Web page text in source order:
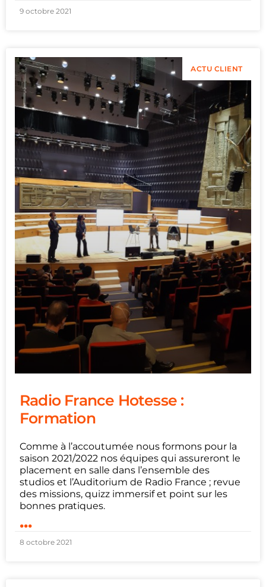
9 octobre 2021
ACTU CLIENT
Radio France Hotesse :
Formation
Comme à l’accoutumée nous formons pour la
saison 2021/2022 nos équipes qui assureront le
placement en salle dans l’ensemble des
studios et l’Auditorium de Radio France ; revue
des missions, quizz immersif et point sur les
bonnes pratiques.
...
8 octobre 2021